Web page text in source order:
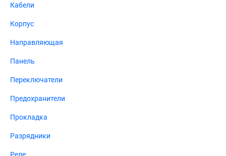
Кабели
Корпус
Направляющая
Панель
Переключатели
Предохранители
Прокладка
Разрядники